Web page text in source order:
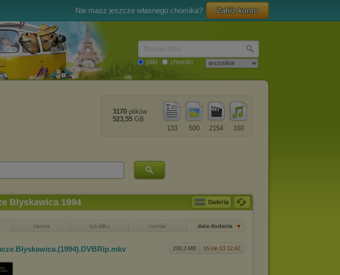
Nie masz jeszcze własnego chomika? Załóż konto
pliki chomiki
160
2154
500
133
3170 plików
523,55 GB
Blyskawica 1994 Galeria
nazwa typ pliku rozmiar data dodania
200,3 MB 15 sie 13 12:42
.mkv